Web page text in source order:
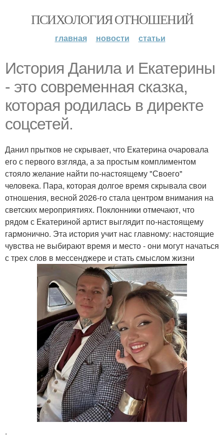
ПСИХОЛОГИЯ ОТНОШЕНИЙ
главная новости статьи
История Данила и Екатерины
- это современная сказка,
которая родилась в директе
соцсетей.
Данил прытков не скрывает, что Екатерина очаровала
его с первого взгляда, а за простым комплиментом
стояло желание найти по-настоящему "Своего"
человека. Пара, которая долгое время скрывала свои
отношения, весной 2026-го стала центром внимания на
светских мероприятиях. Поклонники отмечают, что
рядом с Екатериной артист выглядит по-настоящему
гармонично. Эта история учит нас главному: настоящие
чувства не выбирают время и место - они могут начаться
с трех слов в мессенджере и стать смыслом жизни
.